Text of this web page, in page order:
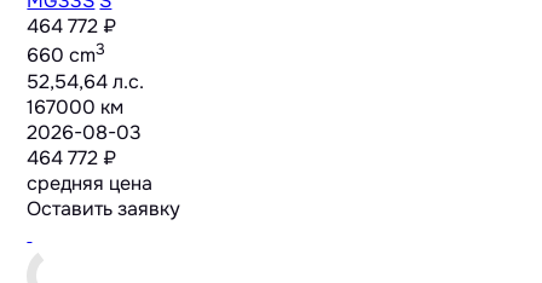
464 772 ₽
660 cm3
52,54,64 л.с.
167000 км
2026-08-03
464 772 ₽
средняя цена
Оставить заявку